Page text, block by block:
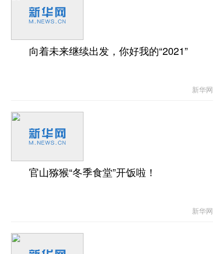
向着未来继续出发，你好我的“2021”
新华网
官山猕猴“冬季食堂”开饭啦！
新华网